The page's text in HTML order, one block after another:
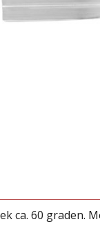
ca. 60 graden.